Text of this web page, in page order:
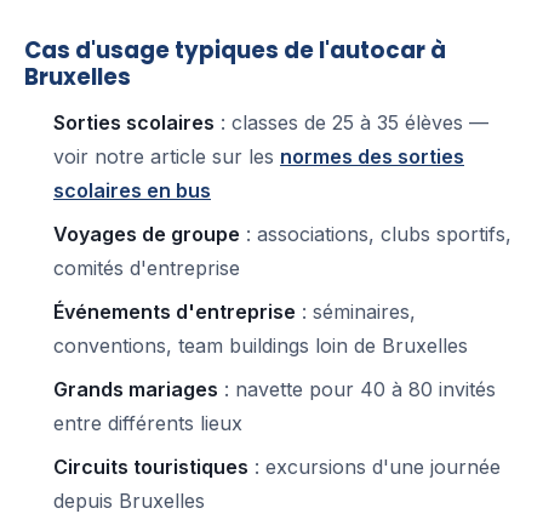
Cas d'usage typiques de l'autocar à
Bruxelles
Sorties scolaires : classes de 25 à 35 élèves —
voir notre article sur les normes des sorties
scolaires en bus
Voyages de groupe : associations, clubs sportifs,
comités d'entreprise
Événements d'entreprise : séminaires,
conventions, team buildings loin de Bruxelles
Grands mariages : navette pour 40 à 80 invités
entre différents lieux
Circuits touristiques : excursions d'une journée
depuis Bruxelles